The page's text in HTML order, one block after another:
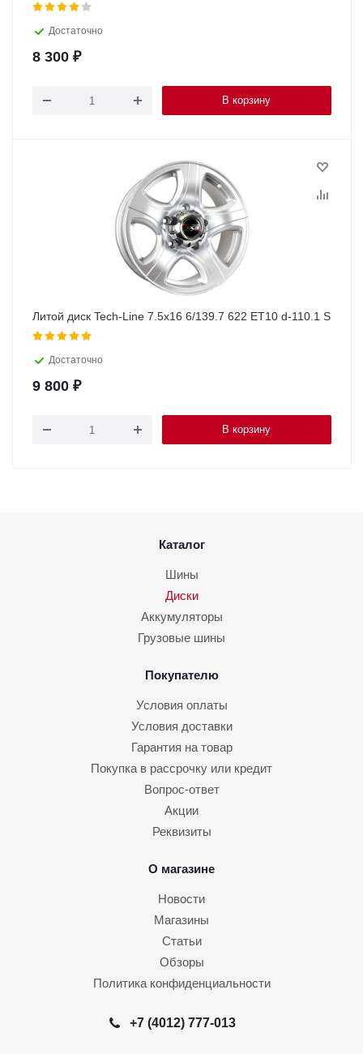
Достаточно
8 300 ₽
В корзину
Литой диск Tech-Line 7.5x16 6/139.7 622 ET10 d-110.1 S
Достаточно
9 800 ₽
В корзину
Каталог
Шины
Диски
Аккумуляторы
Грузовые шины
Покупателю
Условия оплаты
Условия доставки
Гарантия на товар
Покупка в рассрочку или кредит
Вопрос-ответ
Акции
Реквизиты
О магазине
Новости
Магазины
Статьи
Обзоры
Политика конфиденциальности
+7 (4012) 777-013